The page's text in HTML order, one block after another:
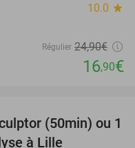
10.0 star
Régulier 24,90€
16,90€
60%
(50min) ou 1
à Lille